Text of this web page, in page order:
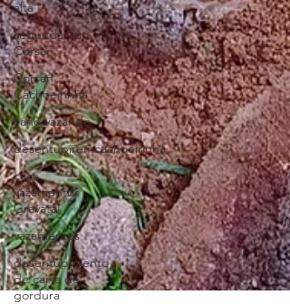
alta
segunda via
Corsan
Corsan
Cachoeirinha
cano vazando
desentupiremcachoeirinha
caça
vazamentos
Gravataí
vazamentos
desentupimento
de caixa de
gordura